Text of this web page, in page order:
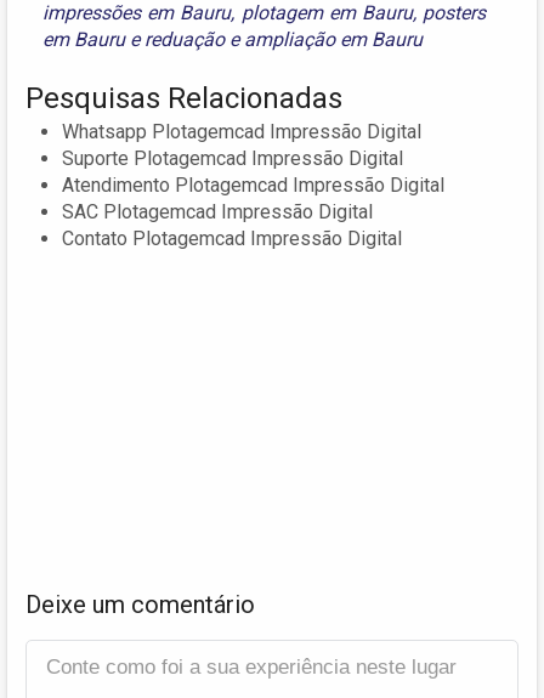
impressões em Bauru, plotagem em Bauru, posters
em Bauruereduação e ampliação em Bauru
Pesquisas Relacionadas
Whatsapp Plotagemcad Impressão Digital
Suporte Plotagemcad Impressão Digital
Atendimento Plotagemcad Impressão Digital
SAC Plotagemcad Impressão Digital
Contato Plotagemcad Impressão Digital
Deixe um comentário